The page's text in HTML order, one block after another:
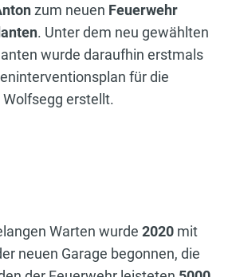
zum neuen Feuerwehr
. Unter dem neu gewählten
wurde daraufhin erstmals
für die
Wolfsegg erstellt.
Warten wurde 2020 mit
neuen Garage begonnen, die